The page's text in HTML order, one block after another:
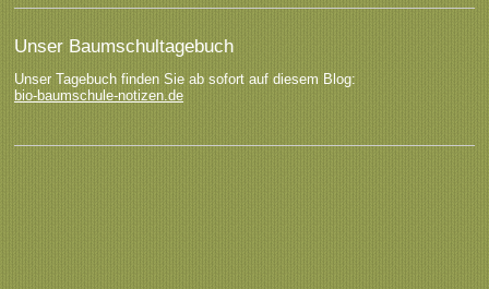
Unser Baumschultagebuch
Unser Tagebuch finden Sie ab sofort auf diesem Blog:
bio-baumschule-notizen.de